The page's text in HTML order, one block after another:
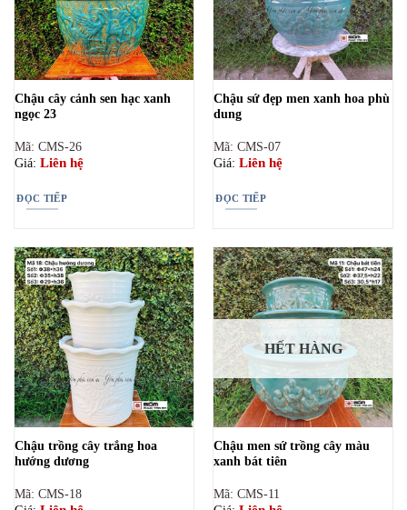
Chậu cây cảnh sen hạc xanh
ngọc 23
Mã: CMS-26
Giá: Liên hệ
ĐỌC TIẾP
Chậu sứ đẹp men xanh hoa phù
dung
Mã: CMS-07
Giá: Liên hệ
ĐỌC TIẾP
Chậu trồng cây trắng hoa
hướng dương
Mã: CMS-18
HẾT HÀNG
Chậu men sứ trồng cây màu
xanh bát tiên
Mã: CMS-11